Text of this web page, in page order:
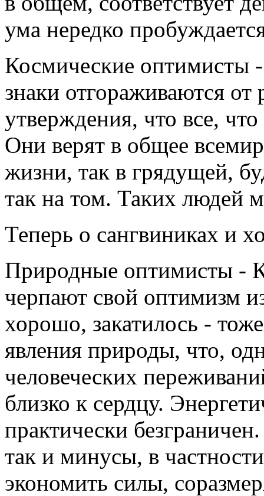
ума нередко
Космические оптимисты
знаки отгораживаются
утверждения, что все,
Они верят в общее
жизни, так в грядущей,
так на том. Таких людей
Теперь о сангвиниках и
Природные оптимисты -
черпают свой оптимизм
хорошо, закатилось -
явления природы, что,
человеческих
близко к сердцу.
практически
так и минусы, в
экономить силы,